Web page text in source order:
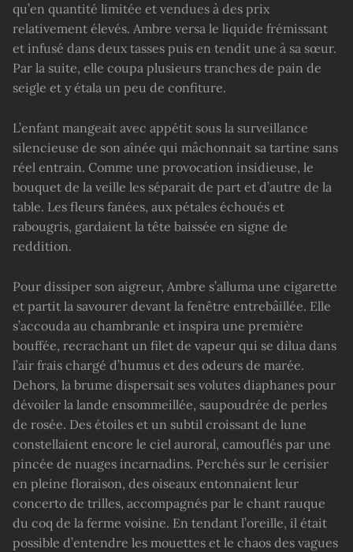
qu’en quantité limitée et vendues à des prix
relativement élevés. Ambre versa le liquide frémissant
et infusé dans deux tasses puis en tendit une à sa sœur.
Par la suite, elle coupa plusieurs tranches de pain de
seigle et y étala un peu de confiture.
L’enfant mangeait avec appétit sous la surveillance
silencieuse de son aînée qui mâchonnait sa tartine sans
réel entrain. Comme une provocation insidieuse, le
bouquet de la veille les séparait de part et d’autre de la
table. Les fleurs fanées, aux pétales échoués et
rabougris, gardaient la tête baissée en signe de
reddition.
Pour dissiper son aigreur, Ambre s’alluma une cigarette
et partit la savourer devant la fenêtre entrebâillée. Elle
s’accouda au chambranle et inspira une première
bouffée, recrachant un filet de vapeur qui se dilua dans
l’air frais chargé d’humus et des odeurs de marée.
Dehors, la brume dispersait ses volutes diaphanes pour
dévoiler la lande ensommeillée, saupoudrée de perles
de rosée. Des étoiles et un subtil croissant de lune
constellaient encore le ciel auroral, camouflés par une
pincée de nuages incarnadins. Perchés sur le cerisier
en pleine floraison, des oiseaux entonnaient leur
concerto de trilles, accompagnés par le chant rauque
du coq de la ferme voisine. En tendant l’oreille, il était
possible d’entendre les mouettes et le chaos des vagues